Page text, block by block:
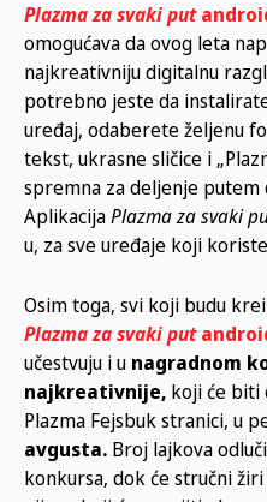
Plazma za svaki put
omogućava da ovog leta
najkreativniju digitalnu
potrebno jeste da
uređaj, odaberete željenu
tekst, ukrasne sličice i
spremna za deljenje putem
AplikacijaPlazma za svaki
u, za sve uređaje koji
Osim toga, svi koji budu
Plazma za svaki put
učestvuju i u nagradnom
najkreativnije, koji će biti
Plazma Fejsbuk stranici, u
avgusta. Broj lajkova
konkursa, dok će stručni